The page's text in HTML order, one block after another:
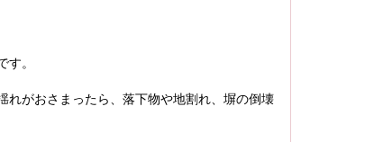
。
がおさまったら、落下物や地割れ、塀の倒壊